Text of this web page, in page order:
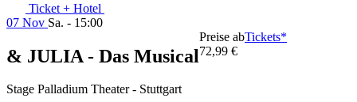
Ticket + Hotel
07 Nov Sa. - 15:00
& JULIA - Das Musical
Stage Palladium Theater - Stuttgart
Preise ab
72,99 €
Tickets*